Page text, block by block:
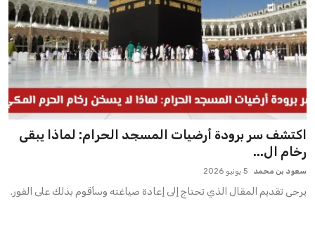
اكتشف سر برودة أرضيات المسجد الحرام: لماذا يبقى
رخام ال...
سعود بن محمد 5 يونيو 2026
يرجى تقديم المقال الذي تحتاج إلى إعادة صياغته وسأقوم بذلك على الفور.